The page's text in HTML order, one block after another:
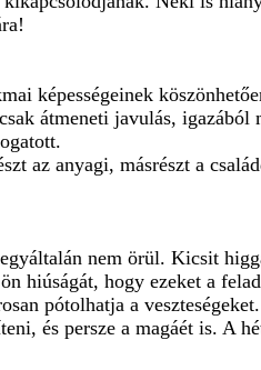
képességeinek
átmeneti javulás,
az anyagi, másrészt a
nem örül. Kicsit
hiúságát, hogy ezeket a
pótolhatja a veszteségeket.
és persze a magáét is. A